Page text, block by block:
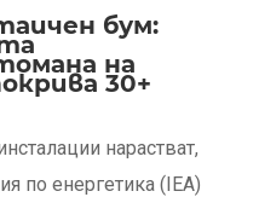
бум:
на
30+
нарастват,
по енергетика (IEA)